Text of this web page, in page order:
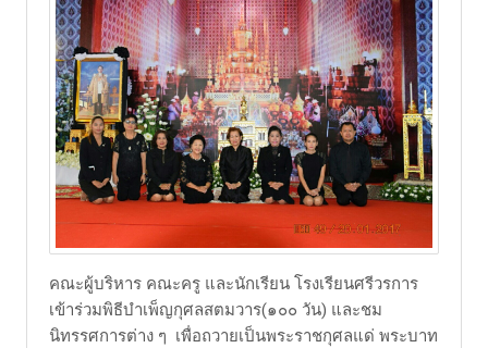
​คณะผู้บริหาร คณะครู และนักเรียน โรงเรียนศรีวรการ
เข้าร่วมพิธีบำเพ็ญกุศลสตมวาร(๑๐๐ วัน) และชม
นิทรรศการต่าง ๆ เพื่อถวายเป็นพระราชกุศลแด่ พระบาท